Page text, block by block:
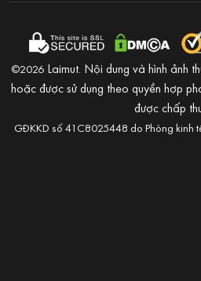
©2026 Laimut. Nội dung và hình ảnh
hoặc được sử dụng theo quyền hợp
được chấp
GĐKKD số 41C8025448 do Phòng kinh